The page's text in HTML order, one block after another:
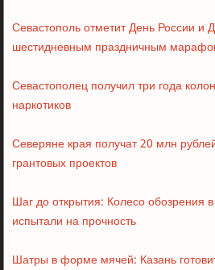
Севастополь отметит День России и
шестидневным праздничным
Севастополец получил три года
наркотиков
Северяне края получат 20 млн
грантовых проектов
Шаг до открытия: Колесо обозрения
испытали на прочность
Шатры в форме мячей: Казань